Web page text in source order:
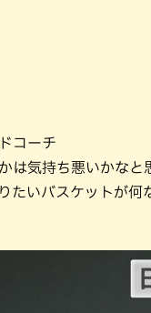
コーチ
は気持ち悪いかな
たいバスケットが何